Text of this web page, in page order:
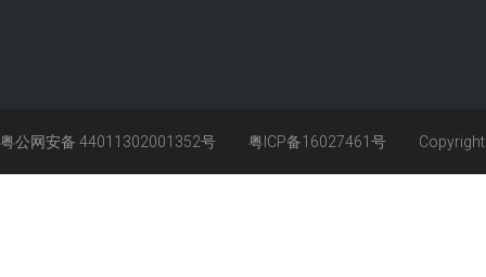
粤公网安备 44011302001352号 粤ICP备16027461号